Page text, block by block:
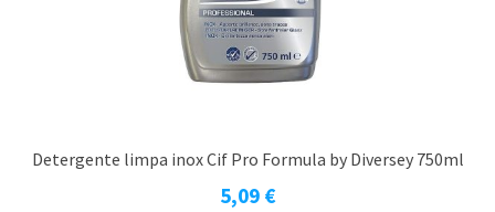
Detergente limpa inox Cif Pro Formula by Diversey 750ml
5,09 €